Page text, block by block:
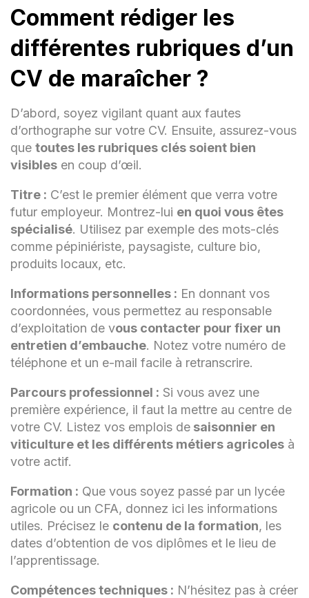
Maintenance préventive des
équipements agricoles et gestion des
stocks de semences et de fertilisants.
Assistant Maraîcher -
Ferme Familiale ABC,
Ville, Mois Année - Mois
Année
Participation active aux activités
préparation du sol, la transplantation
et la récolte.
Entretien des équipements agricoles et
réparation des structures de serre.
des produits sur les marchés locaux.
Formation Agricole
Biologique - Institut Agricole Local, Ville,
Année d'obtention
Compétences
Gestion des cultures et planification
des rotations
Pratiques agricoles durables et
biologiques
agricoles
Comment rédiger les
différentes rubriques d’un
CV de maraîcher ?
D’abord, soyez vigilant quant aux fautes
d’orthographe sur votre CV. Ensuite, assurez-vous
que toutes les rubriques clés soient bien
visibles en coup d’œil.
Titre : C’est le premier élément que verra votre
futur employeur. Montrez-lui en quoi vous êtes
spécialisé. Utilisez par exemple des mots-clés
comme pépiniériste, paysagiste, culture bio,
produits locaux, etc.
Informations personnelles : En donnant vos
coordonnées, vous permettez au responsable
d’exploitation de vous contacter pour fixer un
entretien d’embauche. Notez votre numéro de
téléphone et un e-mail facile à retranscrire.
Parcours professionnel : Si vous avez une
première expérience, il faut la mettre au centre de
votre CV. Listez vos emplois de saisonnier en
viticulture et les différents métiers agricoles à
votre actif.
Formation : Que vous soyez passé par un lycée
agricole ou un CFA, donnez ici les informations
utiles. Précisez le contenu de la formation, les
dates d’obtention de vos diplômes et le lieu de
l’apprentissage.
Compétences techniques : N’hésitez pas à créer